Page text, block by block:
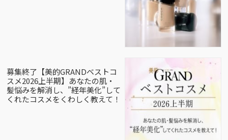
募集終了【美的GRANDベストコ
スメ2026上半期】あなたの肌・
髪悩みを解消し、”経年美化”して
くれたコスメをくわしく教えて！